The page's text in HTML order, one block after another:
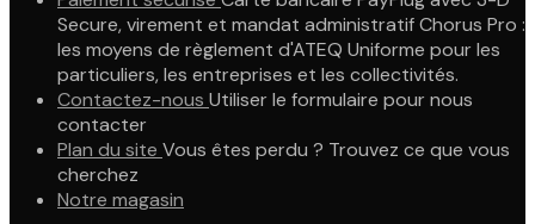
Secure, virement et mandat administratif Chorus Pro :
les moyens de règlement d'ATEQ Uniforme pour les
particuliers, les entreprises et les collectivités.
Contactez-nous Utiliser le formulaire pour nous
contacter
Plan du site Vous êtes perdu ? Trouvez ce que vous
cherchez
Notre magasin